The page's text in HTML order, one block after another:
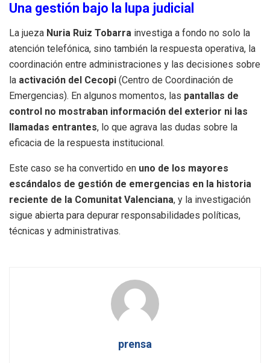
Una gestión bajo la lupa judicial
La jueza Nuria Ruiz Tobarra investiga a fondo no solo la
atención telefónica, sino también la respuesta operativa, la
coordinación entre administraciones y las decisiones sobre
la activación del Cecopi (Centro de Coordinación de
Emergencias). En algunos momentos, las pantallas de
control no mostraban información del exterior ni las
llamadas entrantes, lo que agrava las dudas sobre la
eficacia de la respuesta institucional.
Este caso se ha convertido en uno de los mayores
escándalos de gestión de emergencias en la historia
reciente de la Comunitat Valenciana, y la investigación
sigue abierta para depurar responsabilidades políticas,
técnicas y administrativas.
prensa